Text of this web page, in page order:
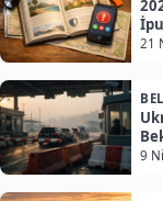
21
9